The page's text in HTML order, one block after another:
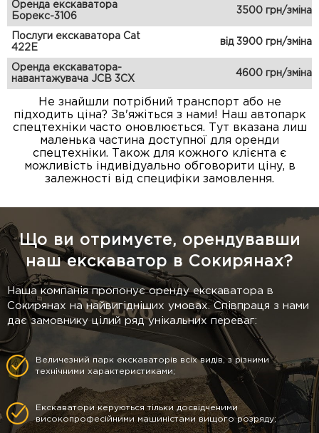
Оренда екскаватора
Борекс-3106
3500 грн/зміна
Послуги екскаватора Cat
422E
від 3900 грн/зміна
Оренда екскаватора-
навантажувача JCB 3CX
4600 грн/зміна
Не знайшли потрібний транспорт або не
підходить ціна? Зв'яжіться з нами! Наш автопарк
спецтехніки часто оновлюється. Тут вказана лиш
маленька частина доступної для оренди
спецтехніки. Також для кожного клієнта є
можливість індивідуально обговорити ціну, в
залежності від специфіки замовлення.
Що ви отримуєте, орендувавши
наш екскаватор в Сокирянах?
Наша компанія пропонує оренду екскаватора в
Сокирянах на найвигідніших умовах. Співпраця з нами
дає замовнику цілий ряд унікальних переваг:
Величезний парк екскаваторів всіх видів, з різними
технічними характеристиками;
Екскаватори керуються тільки досвідченими
високопрофесійними машиністами вищого розряду;